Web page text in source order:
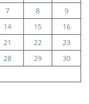
7 8
9
14 15
16
21 22
23
28 29
30